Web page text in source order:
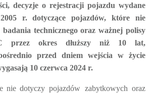
decyzje o rejestracji pojazdu wydane
2005 r.dotyczące pojazdów,które nie
badania technicznegooraz ważnej polisy
przez okres dłuższy niż 10 lat,
przed dniem wejścia w życie
10 czerwca 2024 r.
nie dotyczy pojazdów zabytkowych oraz